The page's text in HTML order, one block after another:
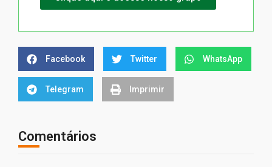
Facebook Twitter WhatsApp
Telegram Imprimir
Comentários